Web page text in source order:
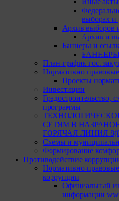
Иные акты
выборах и
Архив выборов
Архив и
Баннеры и
План-график гос.
Нормативно-
Проекты
Инвестиции
Градостроительство,
программы
СЕТЯМ В
ГОРЯЧАЯ ЛИНИЯ
Схемы и
Формирование
Противодействие
Нормативно-
коррупции
Официальный
информации